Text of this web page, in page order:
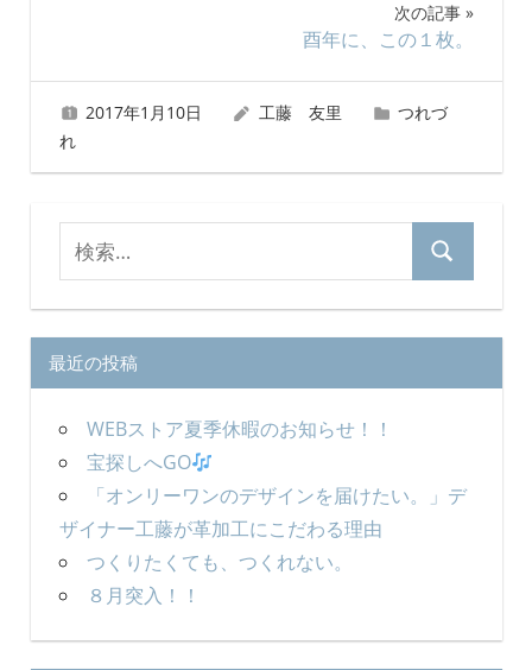
ビ
ゲ
ー
シ
ョ
ン
次の記事
酉年に、この１枚。
2017年1月10日 工藤 友里
つれづ
れ
対
象:
検
最近の投稿
WEBストア夏季休暇のお知らせ！！
宝探しへGO
「オンリーワンのデザインを届けたい。」デ
ザイナー工藤が革加工にこだわる理由
つくりたくても、つくれない。
８月突入！！